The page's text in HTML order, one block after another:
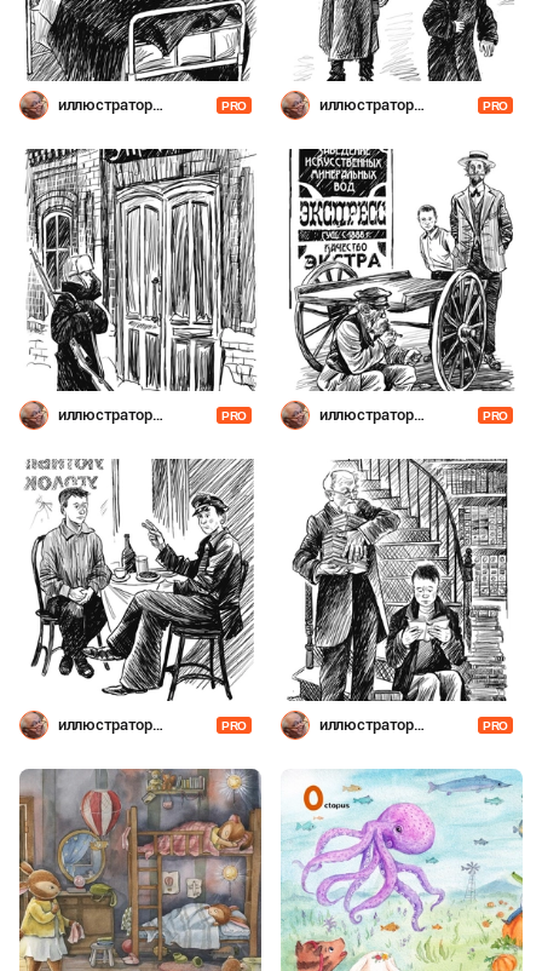
иллюстратор
PRO
иллюстратор
PRO
иллюстратор
PRO
иллюстратор
PRO
иллюстратор
PRO
иллюстратор
PRO